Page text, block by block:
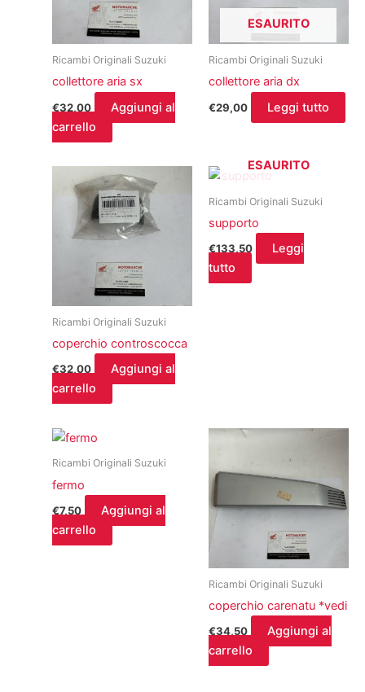
Ricambi Originali Suzuki
collettore aria sx
€32,00
Aggiungi al
carrello
ESAURITO
Ricambi Originali Suzuki
collettore aria dx
€29,00 Leggi tutto
Ricambi Originali Suzuki
coperchio controscocca
€32,00
Aggiungi al
carrello
ESAURITO
Ricambi Originali Suzuki
supporto
€133,50
Leggi
tutto
Ricambi Originali Suzuki
fermo
€7,50
Aggiungi al
carrello
Ricambi Originali Suzuki
coperchio carenatu *vedi
€34,50
Aggiungi al
carrello